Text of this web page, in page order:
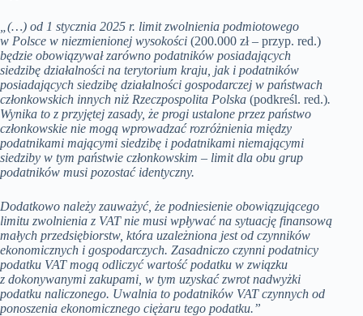
„(…) od 1 stycznia 2025 r. limit zwolnienia podmiotowego
w Polsce w niezmienionej wysokości (200.000 zł – przyp. red.)
będzie obowiązywał zarówno podatników posiadających
siedzibę działalności na terytorium kraju, jak i podatników
posiadających siedzibę działalności gospodarczej w państwach
członkowskich innych niż Rzeczpospolita Polska (podkreśl. red.).
Wynika to z przyjętej zasady, że progi ustalone przez państwo
członkowskie nie mogą wprowadzać rozróżnienia między
podatnikami mającymi siedzibę i podatnikami niemającymi
siedziby w tym państwie członkowskim – limit dla obu grup
podatników musi pozostać identyczny.
Dodatkowo należy zauważyć, że podniesienie obowiązującego
limitu zwolnienia z VAT nie musi wpływać na sytuację finansową
małych przedsiębiorstw, która uzależniona jest od czynników
ekonomicznych i gospodarczych. Zasadniczo czynni podatnicy
podatku VAT mogą odliczyć wartość podatku w związku
z dokonywanymi zakupami, w tym uzyskać zwrot nadwyżki
podatku naliczonego. Uwalnia to podatników VAT czynnych od
ponoszenia ekonomicznego ciężaru tego podatku.”